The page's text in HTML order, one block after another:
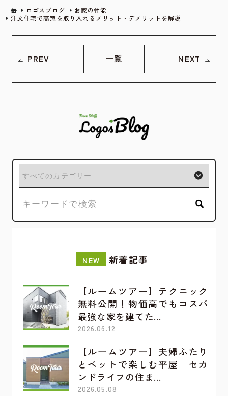
NEW 新着記事
【ルームツアー】テクニック
無料公開！物価高でもコスパ
最強な家を建てた…
2026.06.12
【ルームツアー】夫婦ふたり
とペットで楽しむ平屋｜セカ
ンドライフの住ま…
2026.05.08
PREV 一覧 NEXT
ロゴスブログ
お家の性能
注文住宅で高窓を取り入れるメリット・デメリットを解説